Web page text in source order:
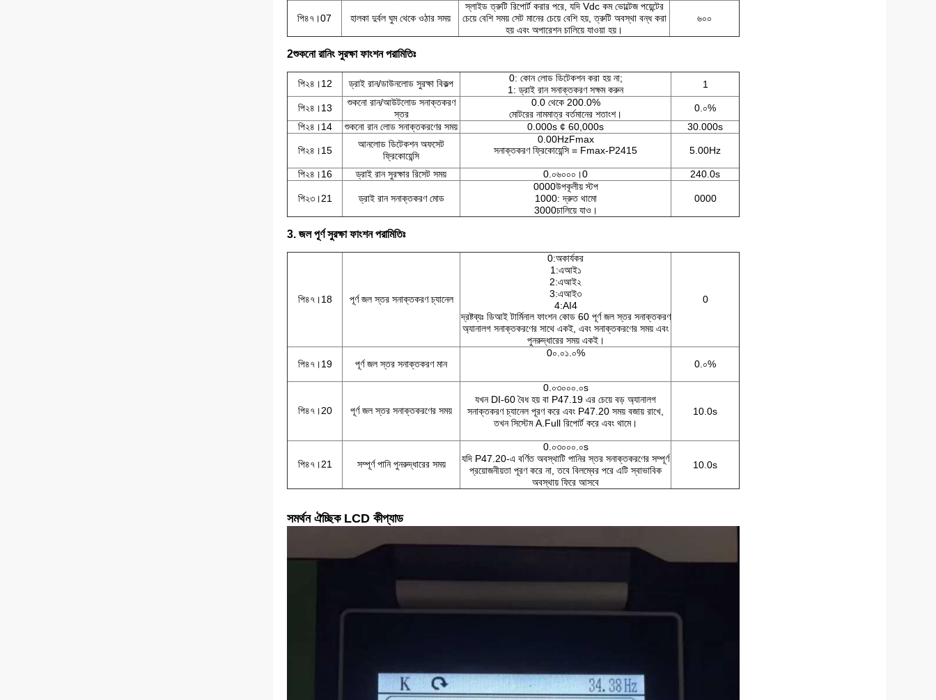
পি৪৭।07 হালকা দুর্বল ঘুম থেকে ওঠার সময়
স্লাইড ত্রুটি রিপোর্ট করার পরে, যদি Vdc কম ভোল্টেজ পয়েন্টের
চেয়ে বেশি সময় সেট মানের চেয়ে বেশি হয়, ত্রুটি অবস্থা বন্ধ করা
হয় এবং অপারেশন চালিয়ে যাওয়া হয়।
৬০০
2শুকনো রানিং সুরক্ষা ফাংশন পরামিতিঃ
পি২৪।12 ড্রাই রান/ডাউনলোড সুরক্ষা বিকল্প
0: কোন লোড ডিটেকশন করা হয় না;
1: ড্রাই রান সনাক্তকরণ সক্ষম করুন
1
পি২৪।13
শুকনো রান/আউটলোড সনাক্তকরণ
স্তর
0.0 থেকে 200.0%
মোটরের নামমাত্র বর্তমানের শতাংশ।
0.০%
পি২৪।14
শুকনো রান লোড সনাক্তকরণের সময় 0.000s ¢ 60,000s 30.000s
পি২৪।15
আনলোড ডিটেকশন অফসেট
ফ্রিকোয়েন্সি
0.00HzFmax
সনাক্তকরণ ফ্রিকোয়েন্সি = Fmax-P2415
5.00Hz
পি২৪।16 ড্রাই রান সুরক্ষার রিসেট সময় 0.০৬০০০।0 240.0s
পি২৩।21 ড্রাই রান সনাক্তকরণ মোড
0000উপকূলীয় স্টপ
1000: দ্রুত থামো
3000চালিয়ে যাও।
0000
3. জল পূর্ণ সুরক্ষা ফাংশন পরামিতিঃ
পি৪৭।18 পূর্ণ জল স্তর সনাক্তকরণ চ্যানেল
0:অকার্যকর
1:এআই১
2:এআই২
3:এআই৩
4:AI4
দ্রষ্টব্যঃ ডিআই টার্মিনাল ফাংশন কোড 60 পূর্ণ জল স্তর সনাক্তকরণ
অ্যানালগ সনাক্তকরণের সাথে একই, এবং সনাক্তকরণের সময় এবং
পুনরুদ্ধারের সময় একই।
0
পি৪৭।19 পূর্ণ জল স্তর সনাক্তকরণ মান
0০.০১.০%
0.০%
পি৪৭।20 পূর্ণ জল স্তর সনাক্তকরণের সময়
0.০৩০০০.০s
যখন DI-60 বৈধ হয় বা P47.19 এর চেয়ে বড় অ্যানালগ
সনাক্তকরণ চ্যানেল পূরণ করে এবং P47.20 সময় বজায় রাখে,
তখন সিস্টেম A.Full রিপোর্ট করে এবং থামে।
10.0s
পি৪৭।21 সম্পূর্ণ পানি পুনরুদ্ধারের সময়
0.০৩০০০.০s
যদি P47.20-এ বর্ণিত অবস্থাটি পানির স্তর সনাক্তকরণের সম্পূর্ণ
প্রয়োজনীয়তা পূরণ করে না, তবে বিলম্বের পরে এটি স্বাভাবিক
অবস্থায় ফিরে আসবে
10.0s
সমর্থন ঐচ্ছিক LCD কীপ্যাড